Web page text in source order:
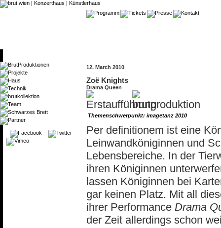
12. March 2010
Zoë Knights
Drama Queen
Themenschwerpunkt: imagetanz 2010
Per definitionem ist eine
Leinwandköniginnen und
Lebensbereiche. In der
ihren Königinnen
lassen Königinnen bei
gar keinen Platz. Mit all
ihrer Performance Drama
der Zeit allerdings schon